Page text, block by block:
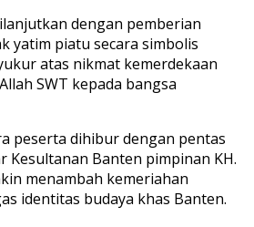
dengan pemberian
yatim piatu secara simbolis
atas nikmat kemerdekaan
SWT kepada bangsa
peserta dihibur dengan pentas
Kesultanan Banten pimpinan KH.
menambah kemeriahan
identitas budaya khas Banten.